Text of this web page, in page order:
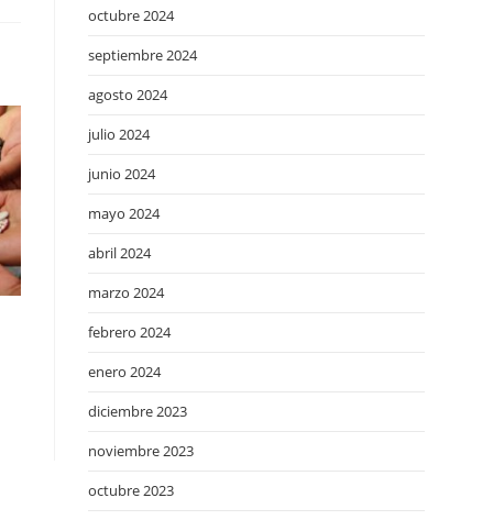
octubre 2024
septiembre 2024
agosto 2024
julio 2024
junio 2024
mayo 2024
abril 2024
marzo 2024
febrero 2024
enero 2024
diciembre 2023
noviembre 2023
octubre 2023